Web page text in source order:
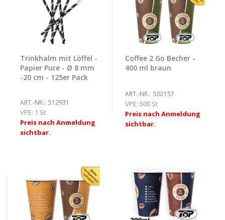
Trinkhalm mit Löffel -
Papier Pure - Ø 8 mm
-20 cm - 125er Pack
ART.-NR.: 512931
VPE: 1 St
Preis nach Anmeldung
sichtbar.
Coffee 2 Go Becher -
400 ml braun
ART.-NR.: 502157
VPE: 500 St
Preis nach Anmeldung
sichtbar.